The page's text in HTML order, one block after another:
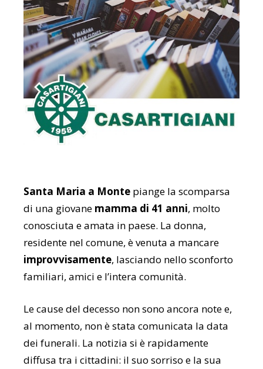
Santa Maria a Monte piange la scomparsa
di una giovane mamma di 41 anni, molto
conosciuta e amata in paese. La donna,
residente nel comune, è venuta a mancare
improvvisamente, lasciando nello sconforto
familiari, amici e l’intera comunità.
Le cause del decesso non sono ancora note e,
al momento, non è stata comunicata la data
dei funerali. La notizia si è rapidamente
diffusa tra i cittadini: il suo sorriso e la sua